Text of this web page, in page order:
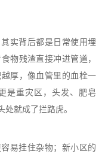
实背后都是日常使用埋
物残渣直接冲进管道，
厚，像血管里的血栓一
是重灾区，头发、肥皂
就成了拦路虎。
易挂住杂物；新小区的